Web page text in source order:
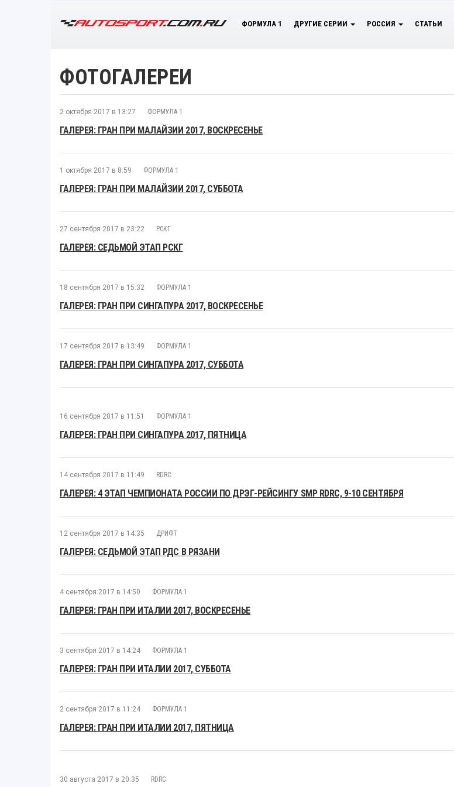
ФОРМУЛА 1 ДРУГИЕ СЕРИИ РОССИЯ СТАТЬИ
ФОТОГАЛЕРЕИ
2 октября 2017 в 13:27 ФОРМУЛА 1
ГАЛЕРЕЯ: ГРАН ПРИ МАЛАЙЗИИ 2017, ВОСКРЕСЕНЬЕ
1 октября 2017 в 8:59 ФОРМУЛА 1
ГАЛЕРЕЯ: ГРАН ПРИ МАЛАЙЗИИ 2017, СУББОТА
27 сентября 2017 в 23:22 РСКГ
ГАЛЕРЕЯ: СЕДЬМОЙ ЭТАП РСКГ
18 сентября 2017 в 15:32 ФОРМУЛА 1
ГАЛЕРЕЯ: ГРАН ПРИ СИНГАПУРА 2017, ВОСКРЕСЕНЬЕ
17 сентября 2017 в 13:49 ФОРМУЛА 1
ГАЛЕРЕЯ: ГРАН ПРИ СИНГАПУРА 2017, СУББОТА
16 сентября 2017 в 11:51 ФОРМУЛА 1
ГАЛЕРЕЯ: ГРАН ПРИ СИНГАПУРА 2017, ПЯТНИЦА
14 сентября 2017 в 11:49 RDRC
ГАЛЕРЕЯ: 4 ЭТАП ЧЕМПИОНАТА РОССИИ ПО ДРЭГ-РЕЙСИНГУ SMP RDRC, 9-10 СЕНТЯБРЯ
12 сентября 2017 в 14:35 ДРИФТ
ГАЛЕРЕЯ: СЕДЬМОЙ ЭТАП РДС В РЯЗАНИ
4 сентября 2017 в 14:50 ФОРМУЛА 1
ГАЛЕРЕЯ: ГРАН ПРИ ИТАЛИИ 2017, ВОСКРЕСЕНЬЕ
3 сентября 2017 в 14:24 ФОРМУЛА 1
ГАЛЕРЕЯ: ГРАН ПРИ ИТАЛИИ 2017, СУББОТА
2 сентября 2017 в 11:24 ФОРМУЛА 1
ГАЛЕРЕЯ: ГРАН ПРИ ИТАЛИИ 2017, ПЯТНИЦА
30 августа 2017 в 20:35 RDRC